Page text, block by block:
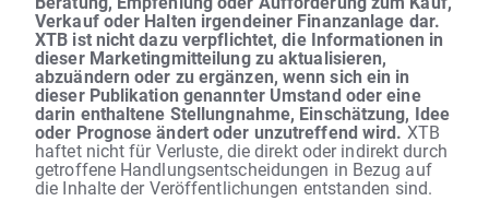
Verkauf oder Halten irgendeiner Finanzanlage dar.
XTB ist nicht dazu verpflichtet, die Informationen in
dieser Marketingmitteilung zu aktualisieren,
abzuändern oder zu ergänzen, wenn sich ein in
dieser Publikation genannter Umstand oder eine
darin enthaltene Stellungnahme, Einschätzung, Idee
oder Prognose ändert oder unzutreffend wird. XTB
haftet nicht für Verluste, die direkt oder indirekt durch
getroffene Handlungsentscheidungen in Bezug auf
die Inhalte der Veröffentlichungen entstanden sind.